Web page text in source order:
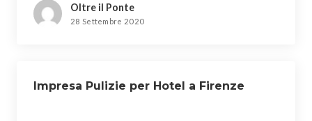
Oltre il Ponte
28 Settembre 2020
Impresa Pulizie per Hotel a Firenze